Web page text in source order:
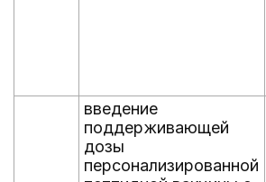
введение
поддерживающей
дозы
персонализированной